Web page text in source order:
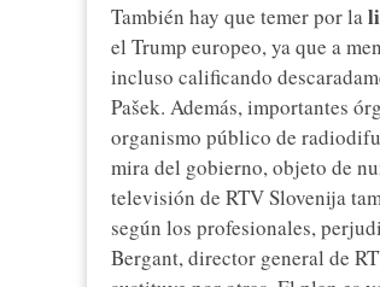
También hay que temer por la
el Trump europeo, ya que a
incluso calificando
Pašek. Además, importantes
organismo público de
mira del gobierno, objeto de
televisión de RTV Slovenija
según los profesionales,
Bergant, director general de